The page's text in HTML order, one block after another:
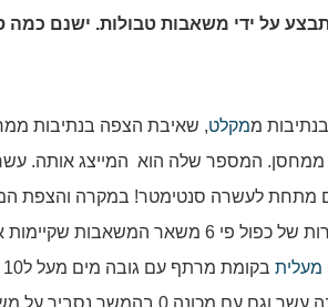
על ידי משאבות טבולות. ישנם כמה
מקלט, שאיבת הצפה בנתיבות
ממחסן. המספר שלה הוא המייצג אותה.
מעלית
ידי משאבה זו. ישנם מקרים בהם אנו נעבוד גם עם